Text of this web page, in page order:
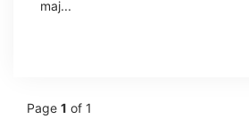
maj...
Page 1 of 1